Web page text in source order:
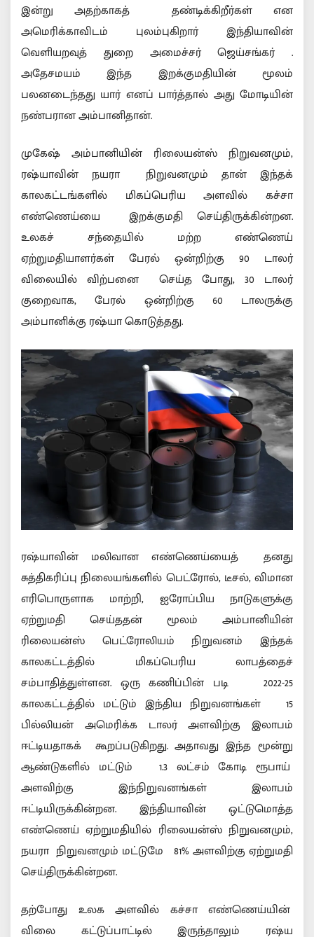
இன்று அதற்காகத் தண்டிக்கிறீர்கள் என
அமெரிக்காவிடம் புலம்புகிறார் இந்தியாவின்
வெளியறவுத் துறை அமைச்சர் ஜெய்சங்கர் .
அதேசமயம் இந்த இறக்குமதியின் மூலம்
பலனடைந்தது யார் எனப் பார்த்தால் அது மோடியின்
நண்பரான அம்பானிதான்.
முகேஷ் அம்பானியின் ரிலையன்ஸ் நிறுவனமும்,
ரஷ்யாவின் நயரா நிறுவனமும் தான் இந்தக்
காலகட்டங்களில் மிகப்பெரிய அளவில் கச்சா
எண்ணெய்யை இறக்குமதி செய்திருக்கின்றன.
உலகச் சந்தையில் மற்ற எண்ணெய்
ஏற்றுமதியாளர்கள் பேரல் ஒன்றிற்கு 90 டாலர்
விலையில் விற்பனை செய்த போது, 30 டாலர்
குறைவாக, பேரல் ஒன்றிற்கு 60 டாலருக்கு
அம்பானிக்கு ரஷ்யா கொடுத்தது.
ரஷ்யாவின் மலிவான எண்ணெய்யைத் தனது
சுத்திகரிப்பு நிலையங்களில் பெட்ரோல், டீசல், விமான
எரிபொருளாக மாற்றி, ஐரோப்பிய நாடுகளுக்கு
ஏற்றுமதி செய்ததன் மூலம் அம்பானியின்
ரிலையன்ஸ் பெட்ரோலியம் நிறுவனம் இந்தக்
காலகட்டத்தில் மிகப்பெரிய லாபத்தைச்
சம்பாதித்துள்ளன. ஒரு கணிப்பின் படி 2022-25
காலகட்டத்தில் மட்டும் இந்திய நிறுவனங்கள் 15
பில்லியன் அமெரிக்க டாலர் அளவிற்கு இலாபம்
ஈட்டியதாகக் கூறப்படுகிறது. அதாவது இந்த மூன்று
ஆண்டுகளில் மட்டும் 1.3 லட்சம் கோடி ரூபாய்
அளவிற்கு இந்நிறுவனங்கள் இலாபம்
ஈட்டியிருக்கின்றன. இந்தியாவின் ஒட்டுமொத்த
எண்ணெய் ஏற்றுமதியில் ரிலையன்ஸ் நிறுவனமும்,
நயரா நிறுவனமும் மட்டுமே 81% அளவிற்கு ஏற்றுமதி
செய்திருக்கின்றன.
தற்போது உலக அளவில் கச்சா எண்ணெய்யின்
விலை கட்டுப்பாட்டில் இருந்தாலும் ரஷ்ய